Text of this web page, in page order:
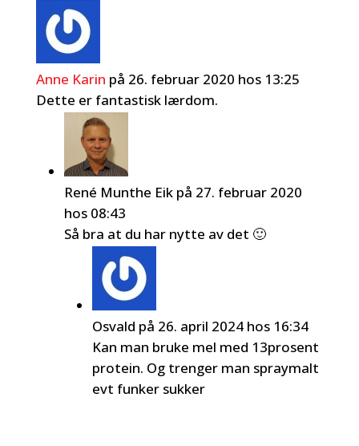
Anne Karin på 26. februar 2020 hos 13:25
Dette er fantastisk lærdom.
René Munthe Eik på 27. februar 2020
hos 08:43
Så bra at du har nytte av det 🙂
Osvald på 26. april 2024 hos 16:34
Kan man bruke mel med 13prosent
protein. Og trenger man spraymalt
evt funker sukker